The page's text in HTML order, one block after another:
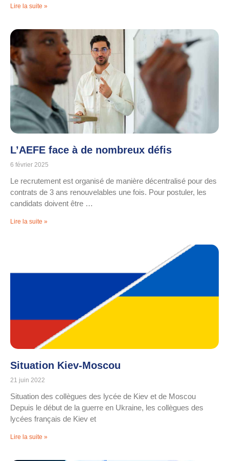
Lire la suite »
L’AEFE face à de nombreux défis
6 février 2025
Le recrutement est organisé de manière décentralisé pour des
contrats de 3 ans renouvelables une fois. Pour postuler, les
candidats doivent être …
Lire la suite »
Situation Kiev-Moscou
21 juin 2022
Situation des collègues des lycée de Kiev et de Moscou
Depuis le début de la guerre en Ukraine, les collègues des
lycées français de Kiev et
Lire la suite »